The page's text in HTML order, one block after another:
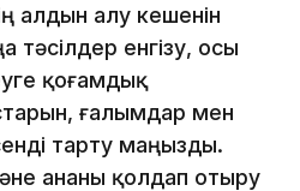
алдын алу кешенін
тәсілдер енгізу, осы
қоғамдық
ғалымдар мен
тарту маңызды.
ананы қолдап отыру